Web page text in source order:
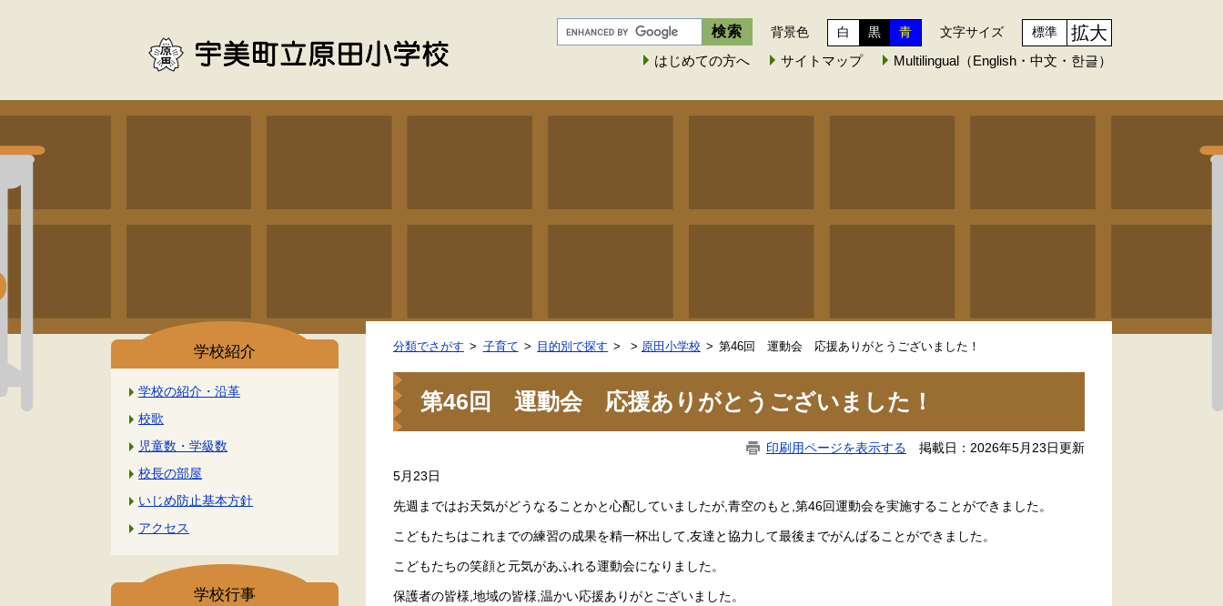
背景色 白 黒 青 文字サイズ 標準 拡大
はじめての方へ サイトマップ Multilingual（English・中文・한글）
学校紹介
学校の紹介・沿革
校歌
児童数・学級数
校長の部屋
いじめ防止基本方針
アクセス
学校行事
分類でさがす 子育て 目的別で探す > 原田小学校 第46回 運動会 応援ありがとうございました！
第46回 運動会 応援ありがとうございました！
印刷用ページを表示する 掲載日：2026年5月23日更新
5月23日
先週まではお天気がどうなることかと心配していましたが,青空のもと,第46回運動会を実施することができました。
こどもたちはこれまでの練習の成果を精一杯出して,友達と協力して最後までがんばることができました。
こどもたちの笑顔と元気があふれる運動会になりました。
保護者の皆様,地域の皆様,温かい応援ありがとございました。